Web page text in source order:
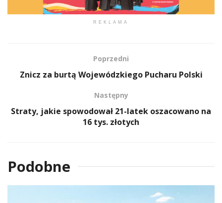
REKLAMA
Poprzedni
Znicz za burtą Wojewódzkiego Pucharu Polski
Następny
Straty, jakie spowodował 21-latek oszacowano na
16 tys. złotych
Podobne